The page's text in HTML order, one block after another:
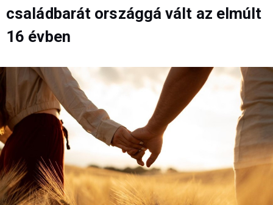
családbarát országgá vált az elmúlt
16 évben